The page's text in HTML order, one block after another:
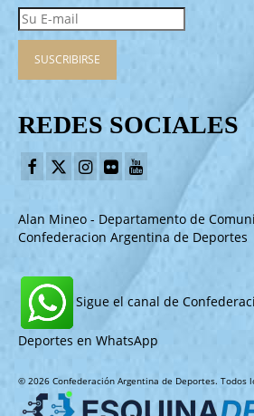
REDES SOCIALES
Alan Mineo - Departamento de
Confederacion Argentina de Deportes
Sigue el canal de
Deportes en WhatsApp
© 2026 Confederación Argentina de Deportes. Todos